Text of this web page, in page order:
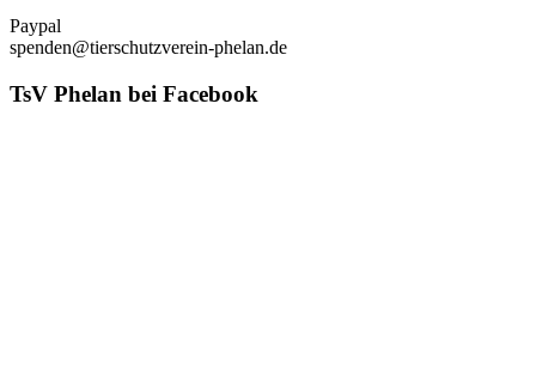
Paypal
spenden@tierschutzverein-phelan.de
TsV Phelan bei Facebook